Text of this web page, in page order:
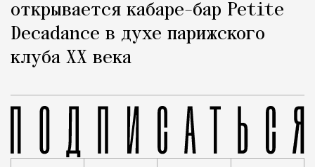
открывается кабаре-бар Petite
Decadance в духе парижского
клуба XX века